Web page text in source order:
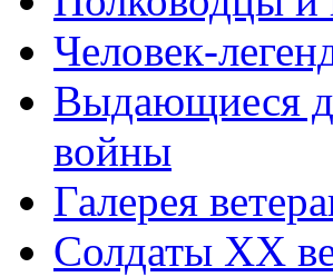
Человек-
Выдающиеся
войны
Галерея
Солдаты XX